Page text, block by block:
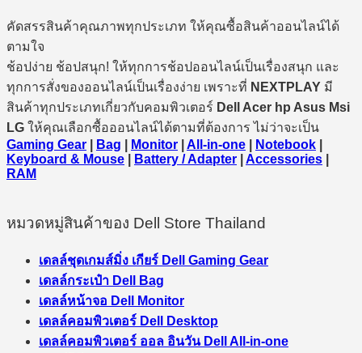
คัดสรรสินค้าคุณภาพทุกประเภท ให้คุณซื้อสินค้าออนไลน์ได้
ตามใจ
ช้อปง่าย ช้อปสนุก! ให้ทุกการช้อปออนไลน์เป็นเรื่องสนุก และ
ทุกการสั่งของออนไลน์เป็นเรื่องง่าย เพราะที่ NEXTPLAY มี
สินค้าทุกประเภทเกี่ยวกับคอมพิวเตอร์ Dell Acer hp Asus Msi
LG ให้คุณเลือกซื้อออนไลน์ได้ตามที่ต้องการ ไม่ว่าจะเป็น
Gaming Gear
Bag Monitor All-in-one Notebook
Keyboard & Mouse
Battery / Adapter Accessories
RAM
หมวดหมู่สินค้าของ Dell Store Thailand
เดลล์ชุดเกมส์มิ่ง เกียร์ Dell Gaming Gear
เดลล์กระเป๋า Dell Bag
เดลล์หน้าจอ Dell Monitor
เดลล์คอมพิวเตอร์ Dell Desktop
เดลล์คอมพิวเตอร์ ออล อินวัน Dell All-in-one